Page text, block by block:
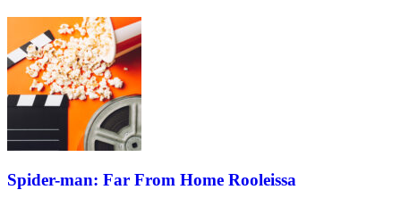
Spider-man: Far From Home Rooleissa